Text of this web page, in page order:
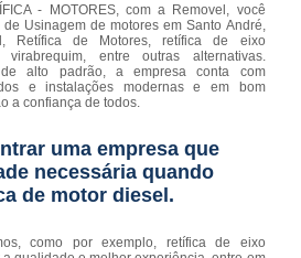
- MOTORES, com a Removel, você
Usinagem de motores em Santo André,
Retífica de Motores, retífica de eixo
entre outras alternativas.
de alto padrão, a empresa conta com
e instalações modernas e em bom
a confiança de todos.
uma empresa que
necessária quando
de motor diesel.
como por exemplo, retífica de eixo